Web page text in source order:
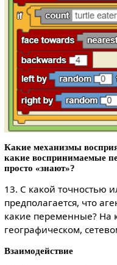
Какие механизмы
какие воспринимаемые
просто «знают»?
13. С какой точностью
предполагается, что
какие переменные? На
географическом,
Взаимодействие